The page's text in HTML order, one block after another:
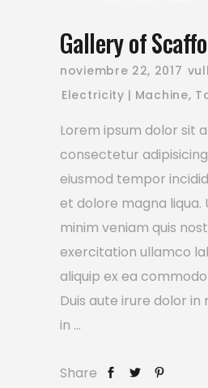
Gallery of
noviembre 22, 2017
Electricity
Machine,
Lorem ipsum dolor sit
consectetur
eiusmod tempor
et dolore magna liqua.
minim veniam quis
exercitation ullamco
aliquip ex ea
Duis aute irure dolor
in
Share